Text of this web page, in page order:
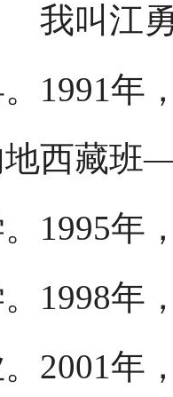
叫江勇
1991年
地西藏班
1995年
1998年
2001年